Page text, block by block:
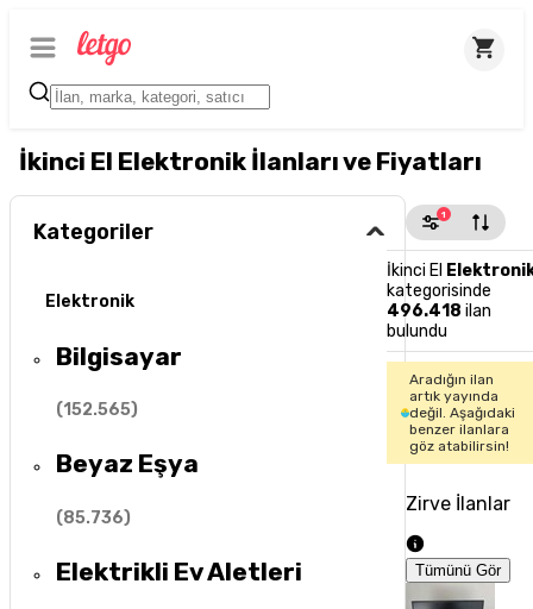
İkinci El Elektronik İlanları ve Fiyatları
Kategoriler
Elektronik
Bilgisayar
(152.565)
Beyaz Eşya
(85.736)
Elektrikli Ev Aletleri
1
İkinci El
kategorisinde
496.418 ilan
bulundu
Aradığın ilan
artık yayında
değil. Aşağıdaki
benzer ilanlara
göz atabilirsin!
Zirve İlanlar
Tümünü Gör